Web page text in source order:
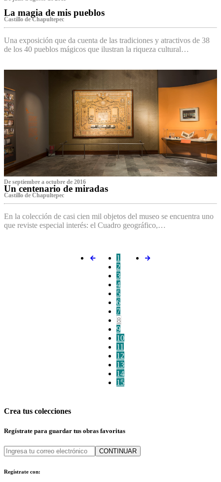
La magia de mis pueblos
Castillo de Chapultepec
Una exposición que da cuenta de las tradiciones y atractivos de 38
de los 40 pueblos mágicos que ilustran la riqueza cultural…
De septiembre a octubre de 2016
Un centenario de miradas
Castillo de Chapultepec
En la colección de casi cien mil objetos del museo se encuentra uno
que reviste especial interés: el Cuadro geográfico,…
1
2
3
4
5
6
7
8
9
10
11
12
13
14
15
Crea tus colecciones
Regístrate para guardar tus obras favoritas
CONTINUAR
Regístrate con: